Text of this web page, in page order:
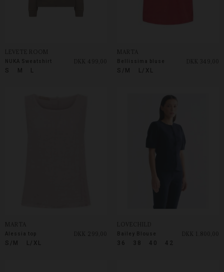
S M L
LEVETE ROOM
NUKA Sweatshirt
DKK 499,00
S/M
L/XL
MARTA
Bellissima bluse DKK 349,00
S/M L/XL
MARTA
Alessia top
DKK 299,00
36
38 40 42
LOVECHILD
Bailey Blouse DKK 1.800,00